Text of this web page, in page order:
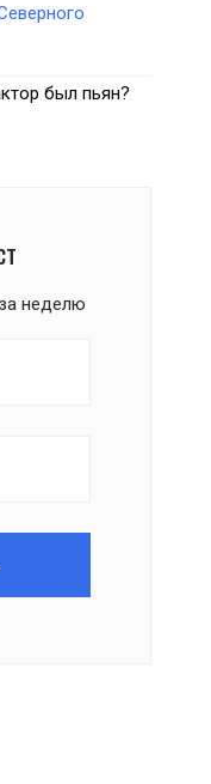
был пьян?
неделю